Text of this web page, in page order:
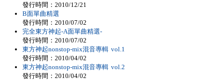
發行時間：2010/12/21
B面單曲精選
發行時間：2010/07/02
完全東方神起-A面單曲精選-
發行時間：2010/07/02
東方神起nonstop-mix混音專輯 vol.1
發行時間：2010/04/02
東方神起nonstop-mix混音專輯 vol.2
發行時間：2010/04/02